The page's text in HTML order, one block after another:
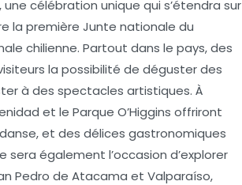
, une célébration unique qui s’étendra sur
la première Junte nationale du
chilienne. Partout dans le pays, des
la possibilité de déguster des
à des spectacles artistiques. À
et le Parque O’Higgins offriront
et des délices gastronomiques
sera également l’occasion d’explorer
Pedro de Atacama et Valparaíso,